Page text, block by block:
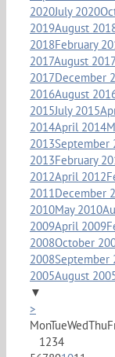
2020July 2020
2019August
2018February
2017August
2017December
2016August
2015July 2015
2014April 2014
2013September
2013February
2012April 2012
2011December
2010May 2010
2009April 2009
2008October
2008September
2005August
▼
>
MonTueWedThu
1234